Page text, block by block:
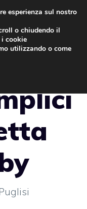
esperienza sul nostro
o chiudendo il
i cookie
utilizzando o come